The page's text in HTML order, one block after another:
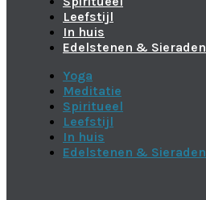
Leefstijl
In huis
Edelstenen & Sieraden
Yoga
Meditatie
Spiritueel
Leefstijl
In huis
Edelstenen & Sieraden